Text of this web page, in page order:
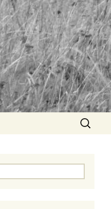
Haku: